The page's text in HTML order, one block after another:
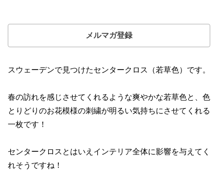
メルマガ登録
スウェーデンで見つけたセンタークロス（若草色）です。
春の訪れを感じさせてくれるような爽やかな若草色と、色
とりどりのお花模様の刺繍が明るい気持ちにさせてくれる
一枚です！
センタークロスとはいえインテリア全体に影響を与えてく
れそうですね！